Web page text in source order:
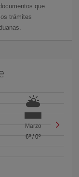
que
trámites
Marzo
6º/0º